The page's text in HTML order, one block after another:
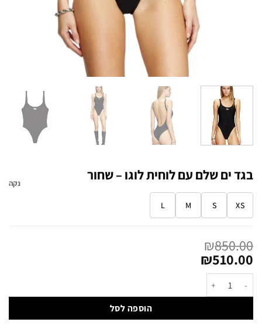
בגד ים שלם עם לוחית לוגו – שחור
XS
S
M
L
נקה
₪850.00
₪510.00
הוספה לסל